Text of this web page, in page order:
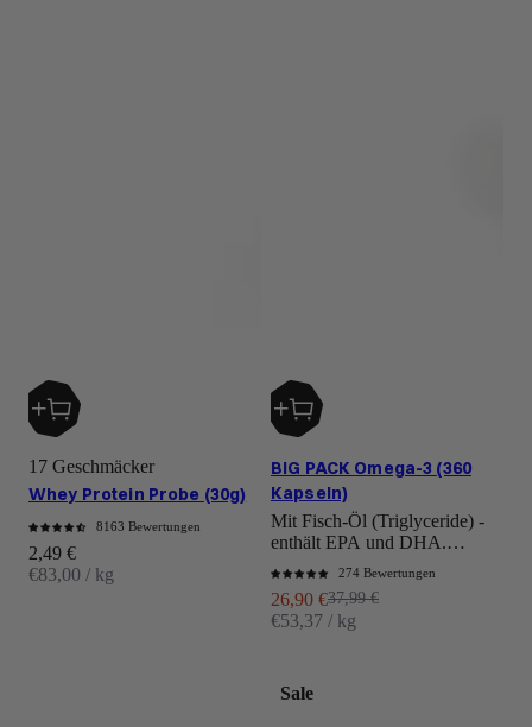
17 Geschmäcker
Whey Protein Probe (30g)
8163 Bewertungen
Angebot
2,49 €
€83,00 / kg
BIG PACK Omega-3 (360
Kapseln)
Mit Fisch-Öl (Triglyceride) -
enthält EPA und DHA.
"Power für Herz, Gehirn &
Augen*"
274 Bewertungen
Angebot
26,90 €Regulärer Preis
37,99 €
€53,37 / kg
Sale